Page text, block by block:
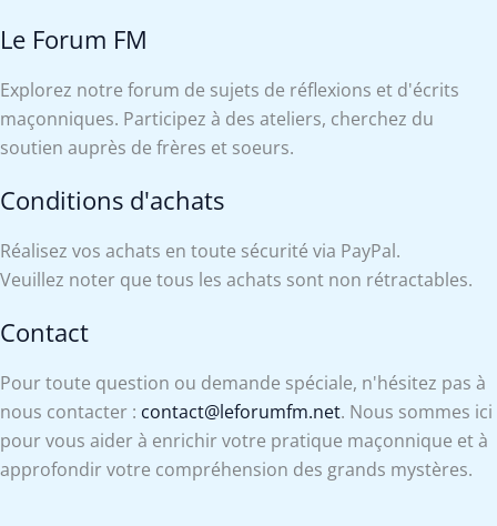
Le Forum FM
Explorez notre forum de sujets de réflexions et d'écrits
maçonniques. Participez à des ateliers, cherchez du
soutien auprès de frères et soeurs.
Conditions d'achats
Réalisez vos achats en toute sécurité via PayPal.
Veuillez noter que tous les achats sont non rétractables.
Contact
Pour toute question ou demande spéciale, n'hésitez pas à
nous contacter : contact@leforumfm.net. Nous sommes ici
pour vous aider à enrichir votre pratique maçonnique et à
approfondir votre compréhension des grands mystères.